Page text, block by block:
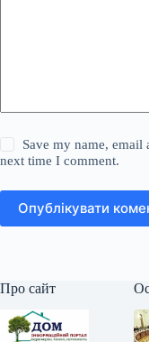
Save my name,
next time I comment.
Опублікувати
Про сайт